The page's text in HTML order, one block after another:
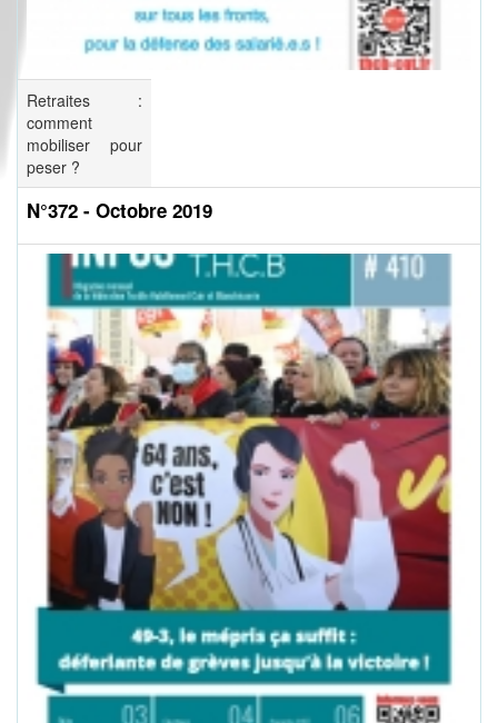
Retraites :
comment
mobiliser pour
peser ?
N°372 - Octobre 2019